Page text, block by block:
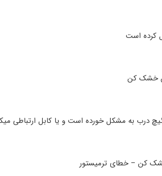
کرده است
خشک کن
درب به مشکل خورده است و یا کابل ارتباطی
کن – خطای ترمیستور